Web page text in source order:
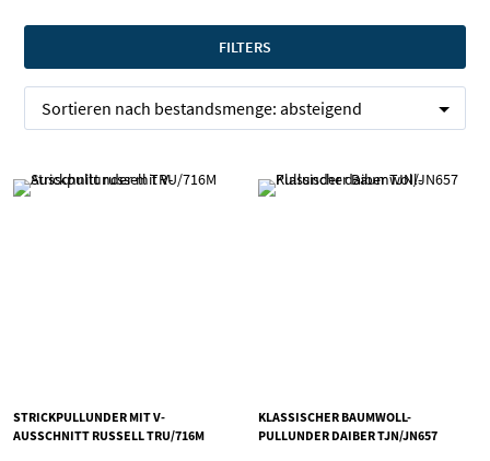
FILTERS
Sortieren nach bestandsmenge: absteigend
STRICKPULLUNDER MIT V-
AUSSCHNITT RUSSELL TRU/716M
KLASSISCHER BAUMWOLL-
PULLUNDER DAIBER TJN/JN657